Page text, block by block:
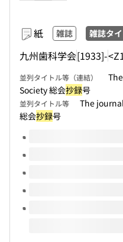
紙 雑誌 雑誌タ
九州歯科学会[1933]-
並列タイトル等（連結）
Society 総会抄録号
並列タイトル等
The
総会抄録号
このタイトルの巻号